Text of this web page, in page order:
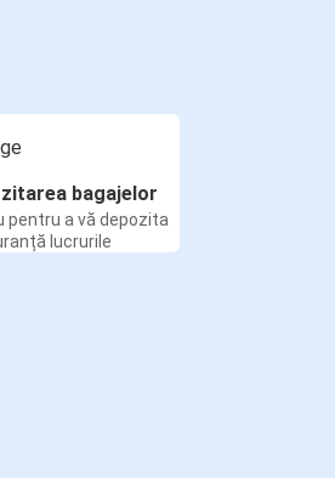
bagajelor
pentru a vă depozita
lucrurile